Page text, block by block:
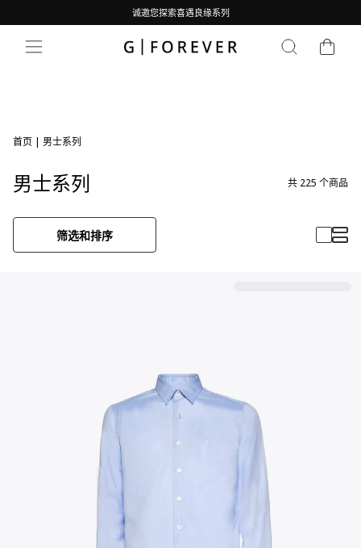
到
暂
停
诚邀您探索喜遇良缘系列
网站导航 搜索
购物车
首页 | 男士系列
男士系列 共 225 个商品
筛选和排序